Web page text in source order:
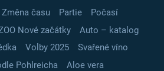
Změna času Partie
Počasí
Nové začátky
Auto – katalog
Volby 2025
Svařené víno
Pohlreicha
Aloe vera